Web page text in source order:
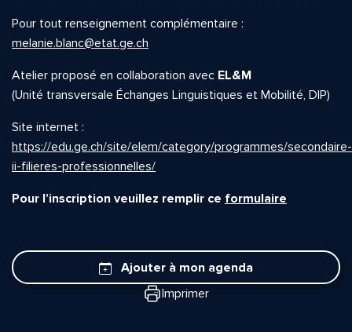
Pour tout renseignement complémentaire :
melanie.blanc@etat.ge.ch
Atelier proposé en collaboration avec EL&M
(Unité transversale Échanges Linguistiques et Mobilité, DIP)
Site internet :
https://edu.ge.ch/site/elem/category/programmes/secondaire-
ii-filieres-professionnelles/
Pour l’inscription veuillez remplir ce formulaire
Ajouter à mon agenda
Imprimer